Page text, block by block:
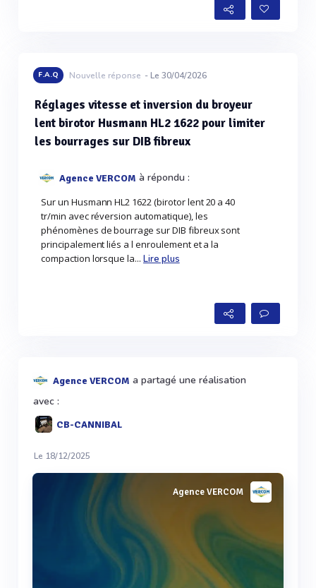
F.A.Q Nouvelle réponse - Le 30/04/2026
Réglages vitesse et inversion du broyeur
lent birotor Husmann HL2 1622 pour limiter
les bourrages sur DIB fibreux
Agence VERCOM à répondu :
Sur un Husmann HL2 1622 (birotor lent 20 a 40
tr/min avec réversion automatique), les
phénomènes de bourrage sur DIB fibreux sont
principalement liés a l enroulement et a la
compaction lorsque la...Lire plus
Agence VERCOM a partagé une réalisation
avec :
CB-CANNIBAL
Le 18/12/2025
Agence VERCOM